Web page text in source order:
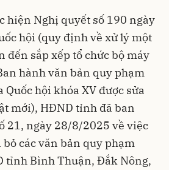
hiện Nghị quyết số 190 ngày
hội (quy định về xử lý một
đến sắp xếp tổ chức bộ máy
hành văn bản quy phạm
Quốc hội khóa XV được sửa
mới), HĐND tỉnh đã ban
21, ngày 28/8/2025 về việc
các văn bản quy phạm
tỉnh Bình Thuận, Đắk Nông,